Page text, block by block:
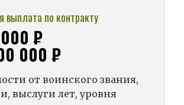
выплата по контракту
₽
000 ₽
от воинского звания,
выслуги лет, уровня